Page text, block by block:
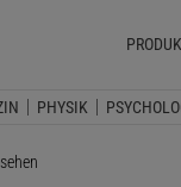
PHYSIK